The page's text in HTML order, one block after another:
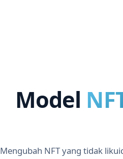
Model
Mengubah NFT yang tidak